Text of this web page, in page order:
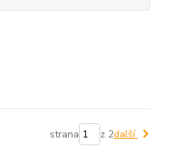
strana z 2další